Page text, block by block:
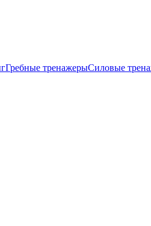
Гребные тренажерыСиловые